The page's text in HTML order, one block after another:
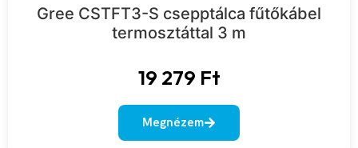
Gree CSTFT3-S csepptálca fűtőkábel
termosztáttal 3 m
19 279 Ft
Megnézem